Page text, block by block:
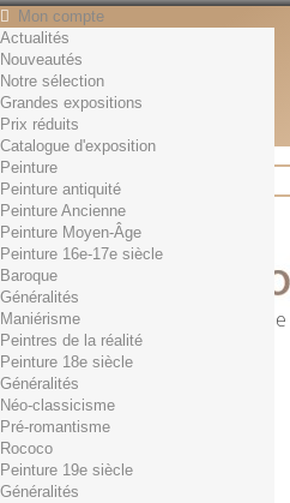
Mon compte
Contact
Français
English
Français
Actualités
Rechercher
Première
Panier (vide)
Aucun produit
0,01€ dès 29€ d'achat
0,00 € Total
Commander
Actualités
Nouveautés
Notre sélection
Grandes expositions
Prix réduits
Catalogue d'exposition
Peinture
Peinture antiquité
Peinture Ancienne
Peinture Moyen-Âge
Peinture 16e-17e siècle
Baroque
Généralités
Maniérisme
Peintres de la réalité
Peinture 18e siècle
Généralités
Néo-classicisme
Pré-romantisme
Rococo
Peinture 19e siècle
Généralités